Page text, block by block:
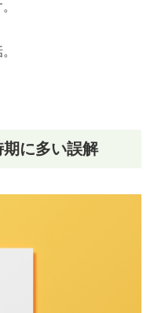
に多い誤解